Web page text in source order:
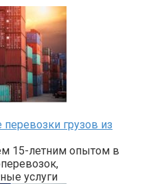
грузов из
15-летним опытом в
услуги